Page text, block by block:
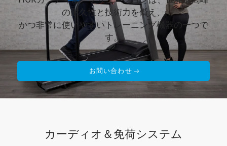
の耐久性と技術力を備え、
かつ非常に使いやすいトレーニング機器の一つで
す。
お問い合わせ
カーディオ＆免荷システム